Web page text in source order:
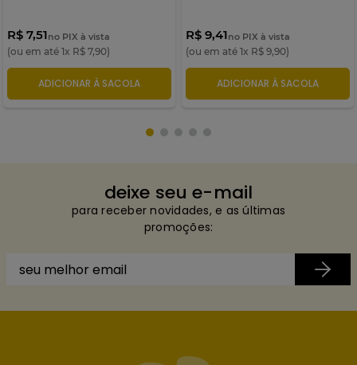
R$ 7,51no PIX à vista
(ou em até 1x R$ 7,90)
ADICIONAR À SACOLA
R$ 9,41no PIX à vista
(ou em até 1x R$ 9,90)
ADICIONAR À SACOLA
deixe seu e-mail
para receber novidades, e as últimas
promoções: